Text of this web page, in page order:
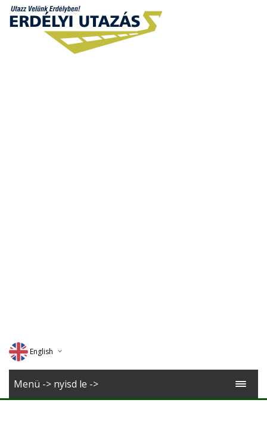
English
Deutsch
Menü -> nyisd le ->